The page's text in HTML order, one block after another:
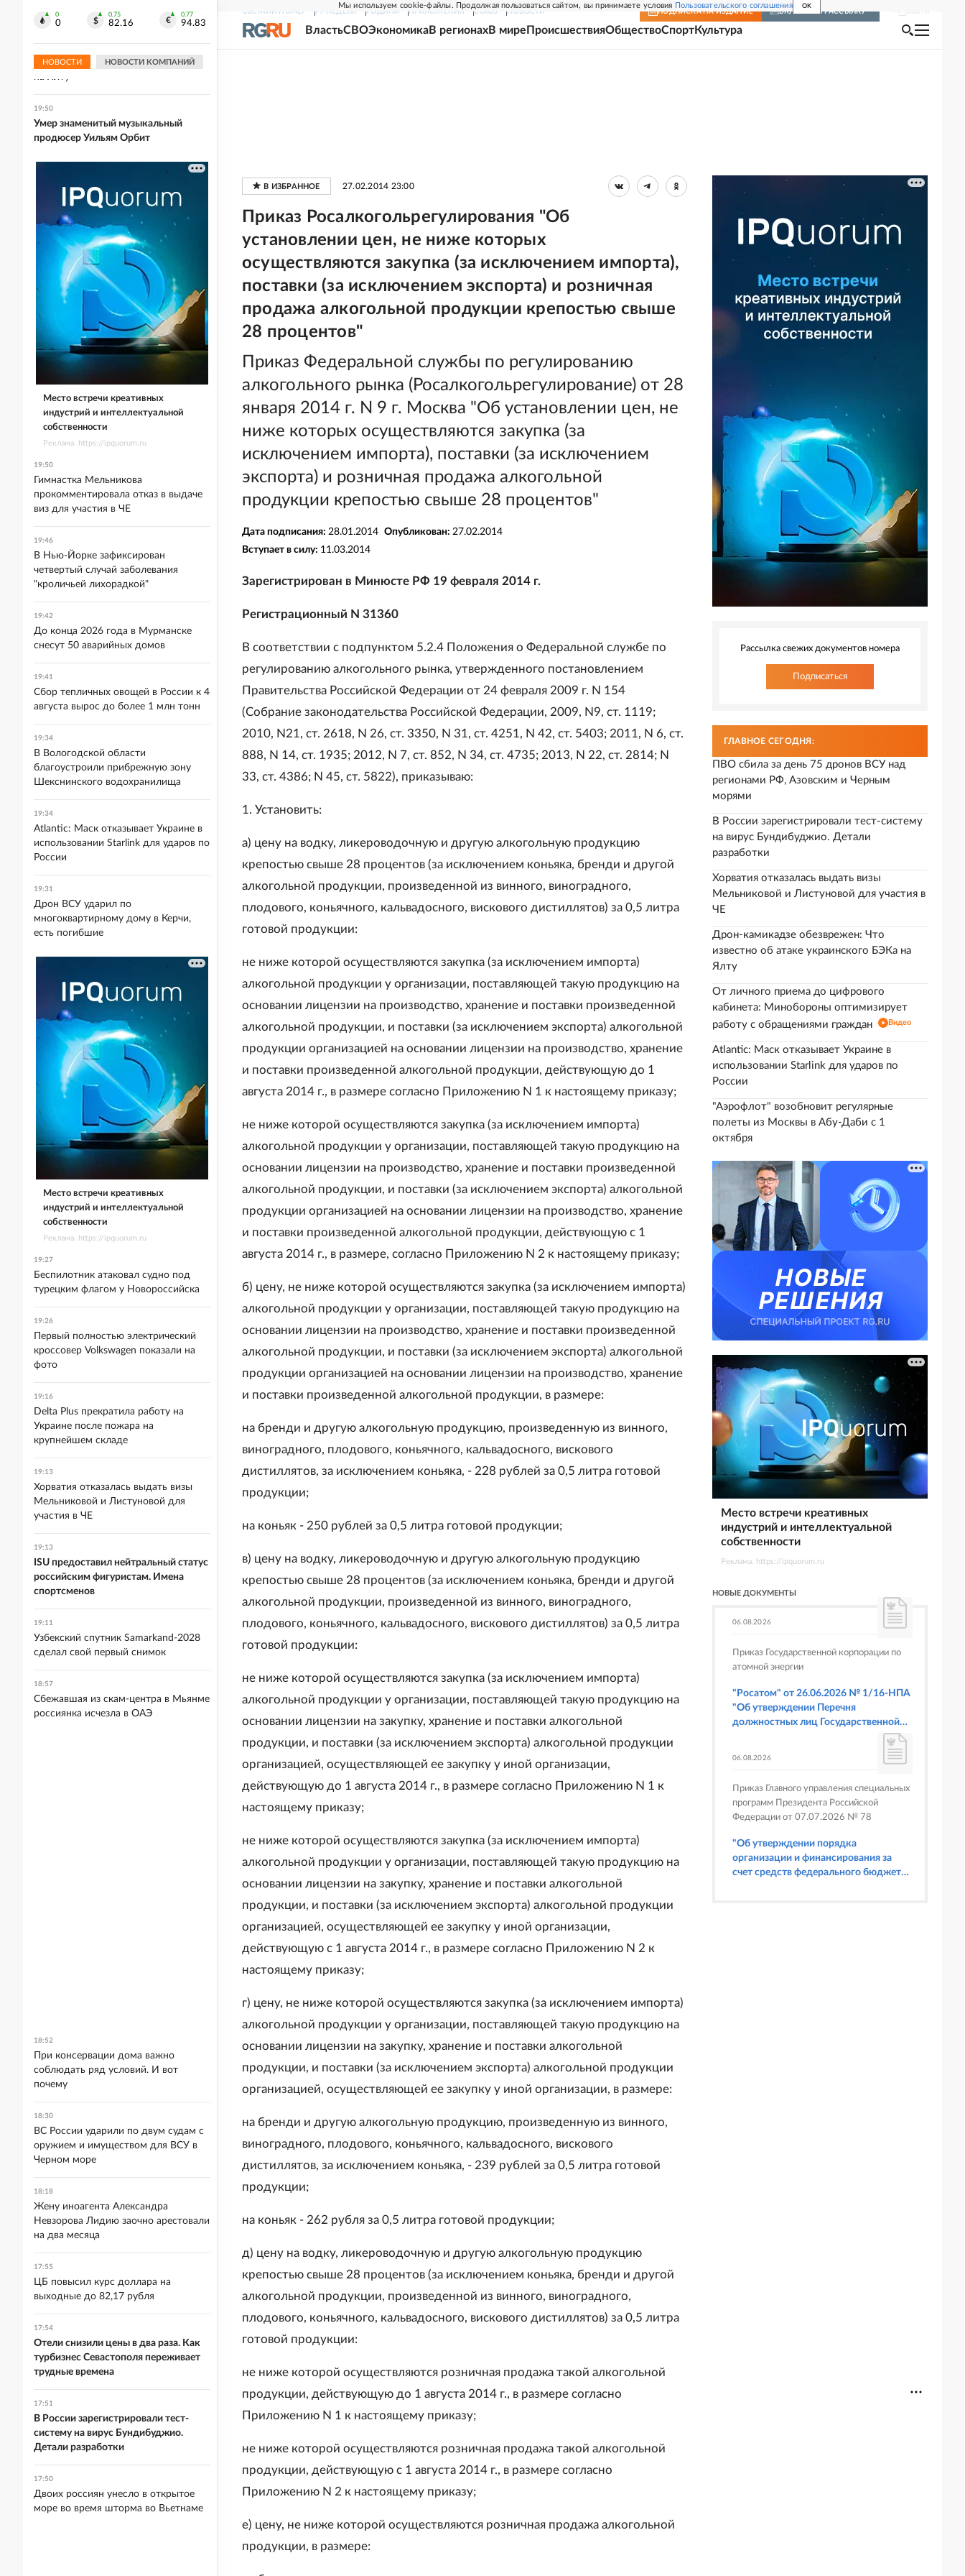
Мы используем cookie-файлы. Продолжая пользоваться сайтом, вы принимаете условия Пользовательского соглашения OK
СВЕЖИЙ НОМЕР РГ-НЕДЕЛЯ РОДИНА ПРИЛОЖЕНИЯ СОЮЗ НОВОСТИ ПОДПИСКА НА ИЗДАНИЕ ВКЛЮЧИТЬ РАССЫЛКУ
ВластьСВОЭкономикаВ регионахВ мире ПроисшествияОбществоСпортКультура
27.02.2014 23:00
Приказ Росалкогольрегулирования "Об
установлении цен, не ниже которых
осуществляются закупка (за исключением импорта),
поставки (за исключением экспорта) и розничная
продажа алкогольной продукции крепостью свыше
28 процентов"
Приказ Федеральной службы по регулированию
алкогольного рынка (Росалкогольрегулирование) от 28
января 2014 г. N 9 г. Москва "Об установлении цен, не
ниже которых осуществляются закупка (за
исключением импорта), поставки (за исключением
экспорта) и розничная продажа алкогольной
продукции крепостью свыше 28 процентов"
Дата подписания: 28.01.2014 Опубликован: 27.02.2014
Вступает в силу: 11.03.2014
Зарегистрирован в Минюсте РФ 19 февраля 2014 г.
Регистрационный N 31360
В соответствии с подпунктом 5.2.4 Положения о Федеральной службе по
регулированию алкогольного рынка, утвержденного постановлением
Правительства Российской Федерации от 24 февраля 2009 г. N 154
(Собрание законодательства Российской Федерации, 2009, N9, ст. 1119;
2010, N21, ст. 2618, N 26, ст. 3350, N 31, ст. 4251, N 42, ст. 5403; 2011, N 6, ст.
888, N 14, ст. 1935; 2012, N 7, ст. 852, N 34, ст. 4735; 2013, N 22, ст. 2814; N
33, ст. 4386; N 45, ст. 5822), приказываю:
1. Установить:
а) цену на водку, ликероводочную и другую алкогольную продукцию
крепостью свыше 28 процентов (за исключением коньяка, бренди и другой
алкогольной продукции, произведенной из винного, виноградного,
плодового, коньячного, кальвадосного, вискового дистиллятов) за 0,5 литра
готовой продукции:
не ниже которой осуществляются закупка (за исключением импорта)
алкогольной продукции у организации, поставляющей такую продукцию на
основании лицензии на производство, хранение и поставки произведенной
алкогольной продукции, и поставки (за исключением экспорта) алкогольной
продукции организацией на основании лицензии на производство, хранение
и поставки произведенной алкогольной продукции, действующую до 1
августа 2014 г., в размере согласно Приложению N 1 к настоящему приказу;
не ниже которой осуществляются закупка (за исключением импорта)
алкогольной продукции у организации, поставляющей такую продукцию на
основании лицензии на производство, хранение и поставки произведенной
алкогольной продукции, и поставки (за исключением экспорта) алкогольной
продукции организацией на основании лицензии на производство, хранение
и поставки произведенной алкогольной продукции, действующую с 1
августа 2014 г., в размере, согласно Приложению N 2 к настоящему приказу;
б) цену, не ниже которой осуществляются закупка (за исключением импорта)
алкогольной продукции у организации, поставляющей такую продукцию на
основании лицензии на производство, хранение и поставки произведенной
алкогольной продукции, и поставки (за исключением экспорта) алкогольной
продукции организацией на основании лицензии на производство, хранение
и поставки произведенной алкогольной продукции, в размере:
на бренди и другую алкогольную продукцию, произведенную из винного,
виноградного, плодового, коньячного, кальвадосного, вискового
дистиллятов, за исключением коньяка, - 228 рублей за 0,5 литра готовой
продукции;
на коньяк - 250 рублей за 0,5 литра готовой продукции;
в) цену на водку, ликероводочную и другую алкогольную продукцию
крепостью свыше 28 процентов (за исключением коньяка, бренди и другой
алкогольной продукции, произведенной из винного, виноградного,
плодового, коньячного, кальвадосного, вискового дистиллятов) за 0,5 литра
готовой продукции:
не ниже которой осуществляются закупка (за исключением импорта)
алкогольной продукции у организации, поставляющей такую продукцию на
основании лицензии на закупку, хранение и поставки алкогольной
продукции, и поставки (за исключением экспорта) алкогольной продукции
организацией, осуществляющей ее закупку у иной организации,
действующую до 1 августа 2014 г., в размере согласно Приложению N 1 к
настоящему приказу;
не ниже которой осуществляются закупка (за исключением импорта)
алкогольной продукции у организации, поставляющей такую продукцию на
основании лицензии на закупку, хранение и поставки алкогольной
продукции, и поставки (за исключением экспорта) алкогольной продукции
организацией, осуществляющей ее закупку у иной организации,
действующую с 1 августа 2014 г., в размере согласно Приложению N 2 к
настоящему приказу;
г) цену, не ниже которой осуществляются закупка (за исключением импорта)
алкогольной продукции у организации, поставляющей такую продукцию на
основании лицензии на закупку, хранение и поставки алкогольной
продукции, и поставки (за исключением экспорта) алкогольной продукции
организацией, осуществляющей ее закупку у иной организации, в размере:
на бренди и другую алкогольную продукцию, произведенную из винного,
виноградного, плодового, коньячного, кальвадосного, вискового
дистиллятов, за исключением коньяка, - 239 рублей за 0,5 литра готовой
продукции;
на коньяк - 262 рубля за 0,5 литра готовой продукции;
д) цену на водку, ликероводочную и другую алкогольную продукцию
крепостью свыше 28 процентов (за исключением коньяка, бренди и другой
алкогольной продукции, произведенной из винного, виноградного,
плодового, коньячного, кальвадосного, вискового дистиллятов) за 0,5 литра
готовой продукции:
не ниже которой осуществляются розничная продажа такой алкогольной
продукции, действующую до 1 августа 2014 г., в размере согласно
Приложению N 1 к настоящему приказу;
не ниже которой осуществляются розничная продажа такой алкогольной
продукции, действующую с 1 августа 2014 г., в размере согласно
Приложению N 2 к настоящему приказу;
е) цену, не ниже которой осуществляются розничная продажа алкогольной
продукции, в размере:
Рассылка свежих документов номера
Подписаться
ГЛАВНОЕ СЕГОДНЯ:
ПВО сбила за день 75 дронов ВСУ над
регионами РФ, Азовским и Черным
морями
В России зарегистрировали тест-систему
на вирус Бундибуджио. Детали
разработки
Хорватия отказалась выдать визы
Мельниковой и Листуновой для участия в
ЧЕ
Дрон-камикадзе обезврежен: Что
известно об атаке украинского БЭКа на
Ялту
От личного приема до цифрового
кабинета: Минобороны оптимизирует
работу с обращениями граждан
Видео
Atlantic: Маск отказывает Украине в
использовании Starlink для ударов по
России
"Аэрофлот" возобновит регулярные
полеты из Москвы в Абу-Даби с 1
октября
Место встречи креативных
индустрий и интеллектуальной
собственности
Реклама. https://ipquorum.ru
НОВЫЕ ДОКУМЕНТЫ
06.08.2026
Приказ Государственной корпорации по
атомной энергии
"Росатом" от 26.06.2026 № 1/16-НПА
"Об утверждении Перечня
должностных лиц Государственной
корпорации по атомной энергии
предусмотренных статьями 6.3, 8.1,
9.4, 9.5 и 9.5.1, частью 3 статьи 9.16,
статьей 14.44, частью 1 статьи 19.4,
статьей 19.4.1, частями 6 и 15 статьи
19.5, статьями 19.6 и 19.7, частью 1
статьи 19.26, статьей 19.33, частями 1,
2, 2.1, 6 и 6.1 статьи 20.4 Кодекса
06.08.2026
Приказ Главного управления специальных
программ Президента Российской
Федерации от 07.07.2026 № 78
"Об утверждении порядка
организации и финансирования за
счет средств федерального бюджета
0
0
0.75
82.16
0.77
94.83
НОВОСТИ НОВОСТИ КОМПАНИЙ
известно об атаке украинского БЭКа
на Ялту
19:50
Умер знаменитый музыкальный
продюсер Уильям Орбит
Место встречи креативных
индустрий и интеллектуальной
собственности
Реклама. https://ipquorum.ru
19:50
Гимнастка Мельникова
прокомментировала отказ в выдаче
виз для участия в ЧЕ
19:46
В Нью-Йорке зафиксирован
четвертый случай заболевания
"кроличьей лихорадкой"
19:42
До конца 2026 года в Мурманске
снесут 50 аварийных домов
19:41
Сбор тепличных овощей в России к 4
августа вырос до более 1 млн тонн
19:34
В Вологодской области
благоустроили прибрежную зону
Шекснинского водохранилища
19:34
Atlantic: Маск отказывает Украине в
использовании Starlink для ударов по
России
19:31
Дрон ВСУ ударил по
многоквартирному дому в Керчи,
есть погибшие
Место встречи креативных
индустрий и интеллектуальной
собственности
Реклама. https://ipquorum.ru
19:27
Беспилотник атаковал судно под
турецким флагом у Новороссийска
19:26
Первый полностью электрический
кроссовер Volkswagen показали на
фото
19:16
Delta Plus прекратила работу на
Украине после пожара на
крупнейшем складе
19:13
Хорватия отказалась выдать визы
Мельниковой и Листуновой для
участия в ЧЕ
19:13
ISU предоставил нейтральный статус
российским фигуристам. Имена
спортсменов
19:11
Узбекский спутник Samarkand-2028
сделал свой первый снимок
18:57
Сбежавшая из скам-центра в Мьянме
россиянка исчезла в ОАЭ
18:52
При консервации дома важно
соблюдать ряд условий. И вот
почему
18:30
ВС России ударили по двум судам с
оружием и имуществом для ВСУ в
Черном море
18:18
Жену иноагента Александра
Невзорова Лидию заочно арестовали
на два месяца
17:55
ЦБ повысил курс доллара на
выходные до 82,17 рубля
17:54
Отели снизили цены в два раза. Как
турбизнес Севастополя переживает
трудные времена
17:51
В России зарегистрировали тест-
систему на вирус Бундибуджио.
Детали разработки
17:50
Двоих россиян унесло в открытое
море во время шторма во Вьетнаме